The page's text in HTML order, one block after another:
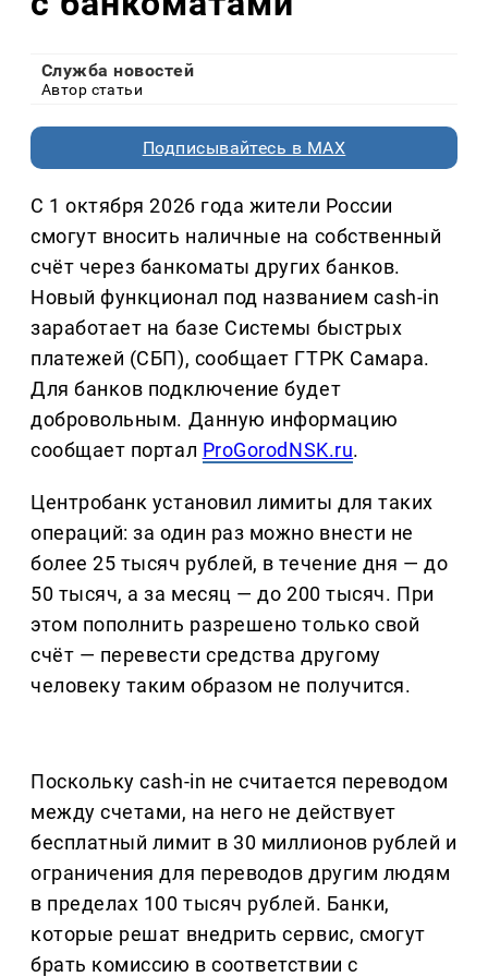
Служба новостей
Автор статьи
Подписывайтесь в MAX
С 1 октября 2026 года жители России
смогут вносить наличные на собственный
счёт через банкоматы других банков.
Новый функционал под названием cash-in
заработает на базе Системы быстрых
платежей (СБП), сообщает ГТРК Самара.
Для банков подключение будет
добровольным. Данную информацию
сообщает портал ProGorodNSK.ru.
Центробанк установил лимиты для таких
операций: за один раз можно внести не
более 25 тысяч рублей, в течение дня — до
50 тысяч, а за месяц — до 200 тысяч. При
этом пополнить разрешено только свой
счёт — перевести средства другому
человеку таким образом не получится.
Поскольку cash-in не считается переводом
между счетами, на него не действует
бесплатный лимит в 30 миллионов рублей и
ограничения для переводов другим людям
в пределах 100 тысяч рублей. Банки,
которые решат внедрить сервис, смогут
брать комиссию в соответствии с